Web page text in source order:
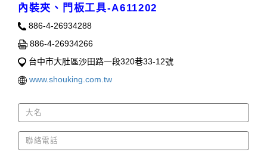
內裝夾、門板工具-A611202
886-4-26934288
886-4-26934266
台中市大肚區沙田路一段320巷33-12號
www.shouking.com.tw